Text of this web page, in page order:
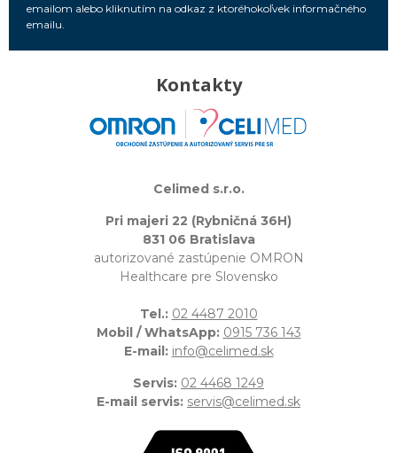
emailom alebo kliknutím na odkaz z ktoréhokoľvek informačného
emailu.
Kontakty
Celimed s.r.o.
Pri majeri 22 (Rybničná 36H)
831 06 Bratislava
autorizované zastúpenie OMRON
Healthcare pre Slovensko
Tel.: 02 4487 2010
Mobil / WhatsApp: 0915 736 143
E-mail: info@celimed.sk
Servis: 02 4468 1249
E-mail servis: servis@celimed.sk